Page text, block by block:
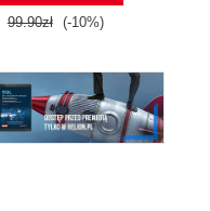
99.90zł (-10%)